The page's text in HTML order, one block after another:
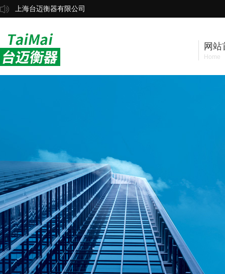
上海台迈衡器有限公司
网站
Home